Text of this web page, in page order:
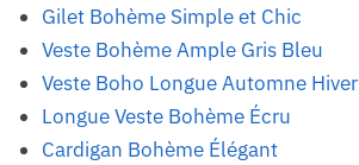
Gilet Bohème Simple et Chic
Veste Bohème Ample Gris Bleu
Veste Boho Longue Automne Hiver
Longue Veste Bohème Écru
Cardigan Bohème Élégant